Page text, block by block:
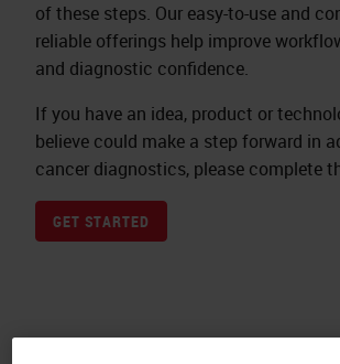
of these steps. Our easy-to-use and
reliable offerings help improve
and diagnostic confidence.
If you have an idea, product or
believe could make a step forward in
cancer diagnostics, please complete
GET STARTED